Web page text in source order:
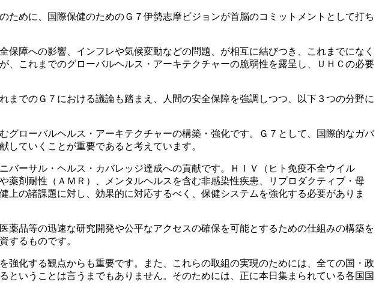
めに、国際保健のためのＧ７伊勢志摩ビジョンが首脳のコミットメントとして打ち
障への影響、インフレや気候変動などの問題、が相互に結びつき、これまでになく
これまでのグローバルヘルス・アーキテクチャーの脆弱性を露呈し、ＵＨＣの必要
でのＧ７における議論も踏まえ、人間の安全保障を強調しつつ、以下３つの分野に
ローバルヘルス・アーキテクチャーの構築・強化です。Ｇ７として、国際的なガバ
ていくことが重要であると考えています。
ーサル・ヘルス・カバレッジ達成への貢献です。ＨＩＶ（ヒト免疫不全ウイル
剤耐性（ＡＭＲ）、メンタルヘルスを含む非感染性疾患、リプロダクティブ・母
の諸課題に対し、効果的に対応するべく、保健システムを強化する必要がありま
品等の迅速な研究開発や公平なアクセスの確保を可能とするための仕組みの構築を
するものです。
化する観点からも重要です。また、これらの取組の実現のためには、全ての国・政
いうことは言うまでもありません。そのためには、正に本日集まられている各国国